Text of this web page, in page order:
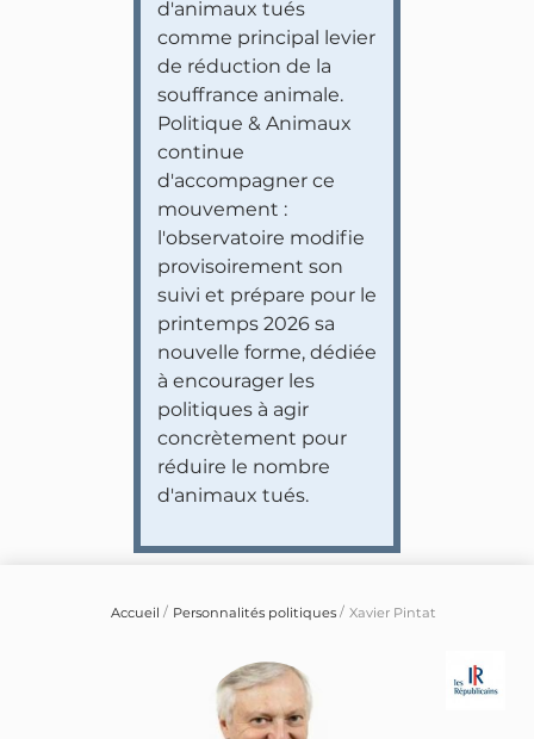
d'animaux tués
comme principal levier
de réduction de la
souffrance animale.
Politique & Animaux
continue
d'accompagner ce
mouvement :
l'observatoire modifie
provisoirement son
suivi et prépare pour le
printemps 2026 sa
nouvelle forme, dédiée
à encourager les
politiques à agir
concrètement pour
réduire le nombre
d'animaux tués.
Accueil Personnalités politiques Xavier Pintat